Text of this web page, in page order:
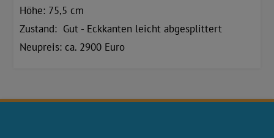
Höhe: 75,5 cm
Zustand: Gut - Eckkanten leicht abgesplittert
Neupreis: ca. 2900 Euro